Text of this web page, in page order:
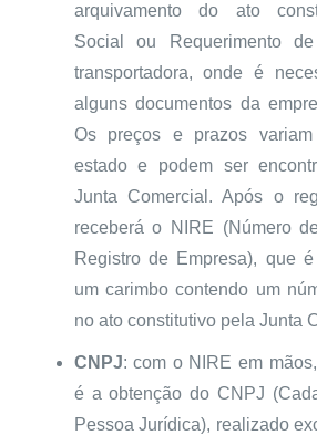
arquivamento do ato
Social ou Requerimento
transportadora, onde é
alguns documentos da
Os preços e prazos
estado e podem ser
Junta Comercial. Após o
receberá o NIRE (Número
Registro de Empresa), que
um carimbo contendo um
no ato constitutivo pela Junta
CNPJ: com o NIRE em
é a obtenção do CNPJ
Pessoa Jurídica), realizado